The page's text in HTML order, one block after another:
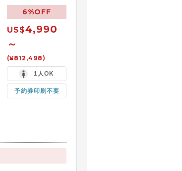
6%OFF
US$4,990
～
(¥812,498)
1人OK
予約券印刷不要